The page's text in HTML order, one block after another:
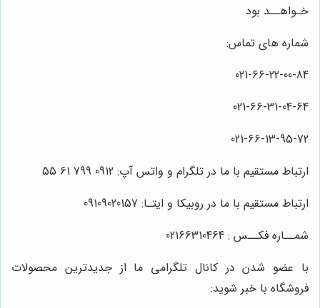
خـواهــد بود
شماره های تماس:
021-66-22-00-84
021-66-31-04-64
021-66-13-95-72
ارتباط مستقیم با ما در تلگرام و واتس آپ: 0912 799 61 55
ارتباط مستقیم با ما در روبیکا و ایتـا: 09109020157
شمــاره فکــس : 02166310464
با عضو شدن در کانال تلگرامی ما از جدیدترین محصولات
فروشگاه با خبر شوید: